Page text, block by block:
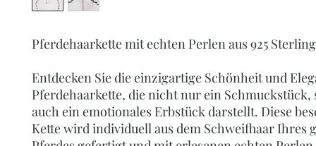
Pferdehaarkette mit echten Perlen aus 925
Entdecken Sie die einzigartige Schönheit und
Pferdehaarkette, die nicht nur ein Schmuckstück,
auch ein emotionales Erbstück darstellt. Diese
Kette wird individuell aus dem Schweifhaar Ihres